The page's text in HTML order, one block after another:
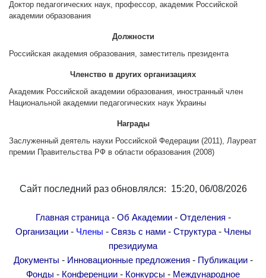
Другие академии
Журнал "В мире науки"
Публикации в прессе
Анонсы
Юбилеи
Новости
Трибуна молодого ученого
Наши заслуженные деятели
Объявления
Поиск
Доктор педагогических наук, профессор, академик Российской
академии образования
Должности
Российская академия образования, заместитель президента
Членство в других организациях
Академик Российской академии образования, иностранный член
Национальной академии педагогических наук Украины
Награды
Заслуженный деятель науки Российской Федерации (2011), Лауреат
премии Правительства РФ в области образования (2008)
Сайт последний раз обновлялся: 15:20, 06/08/2026
Главная страница- Об Академии- Отделения -
Организации- Члены - Связь с нами- Структура- Члены
президиума
Документы - Инновационные предложения - Публикации-
Фонды - Конференции - Конкурсы - Международное